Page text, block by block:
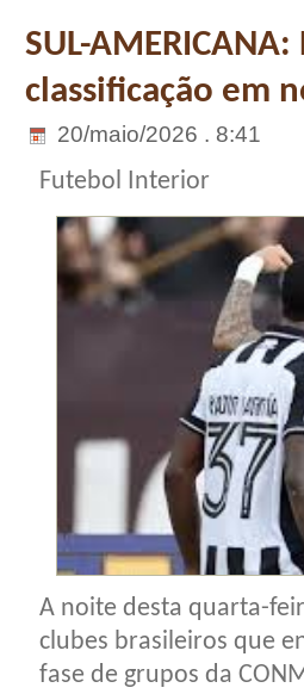
SUL-
classificação em
20/maio/2026 . 8:41
Futebol Interior
A noite desta quarta-
clubes brasileiros que
fase de grupos da